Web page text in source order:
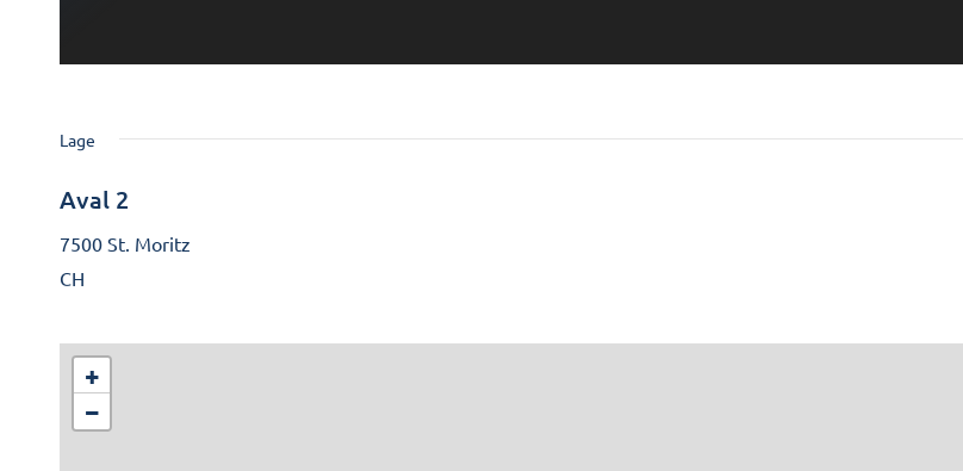
Lage
Aval 2
7500 St. Moritz
CH
+
−